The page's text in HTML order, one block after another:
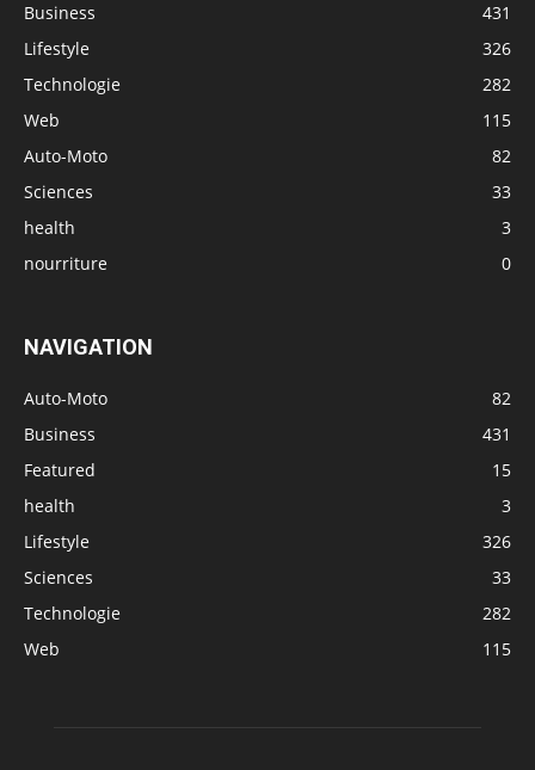
Business
431
Lifestyle
326
Technologie
282
Web
115
Auto-Moto
82
Sciences
33
health
3
nourriture
0
NAVIGATION
Auto-Moto
82
Business
431
Featured
15
health
3
Lifestyle
326
Sciences
33
Technologie
282
Web
115